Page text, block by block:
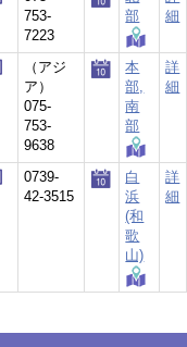
753-
7223
部
細
（アジ
ア）
075-
753-
9638
本
部,
南
部
詳
細
0739-
42-3515
白
浜
(和
歌
山)
詳
細